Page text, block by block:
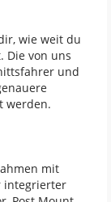
wie weit du
Die von uns
und
werden.
mit
integrierter